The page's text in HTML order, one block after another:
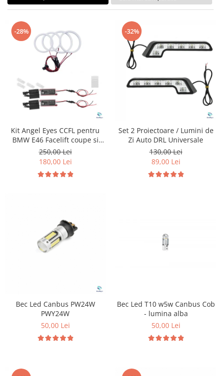
Mercedes-Benz
Mini Cooper
Mitshubishi
Nissan
Opel
Peugeot
Renault
Butoane
Manson schimbator viteze
Alte accesorii
Ornamente
Piese exterior
Accesorii
Senzori parcare dedicati
Camere mers inapoi
Capace oglinzi
Dopuri anulare clapete admisie
Garnituri galerie admisie BMW
95%
Eleron Portbagaj
-28%
Kit Angel Eyes CCFL pentru
BMW E46 Facelift coupe si
cabrio
250,00 Lei
180,00 Lei
-32%
Set 2 Proiectoare / Lumini de
Zi Auto DRL Universale
130,00 Lei
89,00 Lei
Bec Led Canbus PW24W
PWY24W
50,00 Lei
Bec Led T10 w5w Canbus Cob
- lumina alba
50,00 Lei